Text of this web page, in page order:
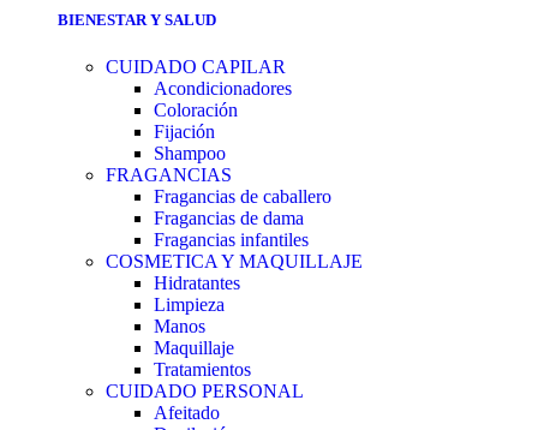
BIENESTAR Y SALUD
CUIDADO CAPILAR
Acondicionadores
Coloración
Fijación
Shampoo
FRAGANCIAS
Fragancias de caballero
Fragancias de dama
Fragancias infantiles
COSMETICA Y MAQUILLAJE
Hidratantes
Limpieza
Manos
Maquillaje
Tratamientos
CUIDADO PERSONAL
Afeitado